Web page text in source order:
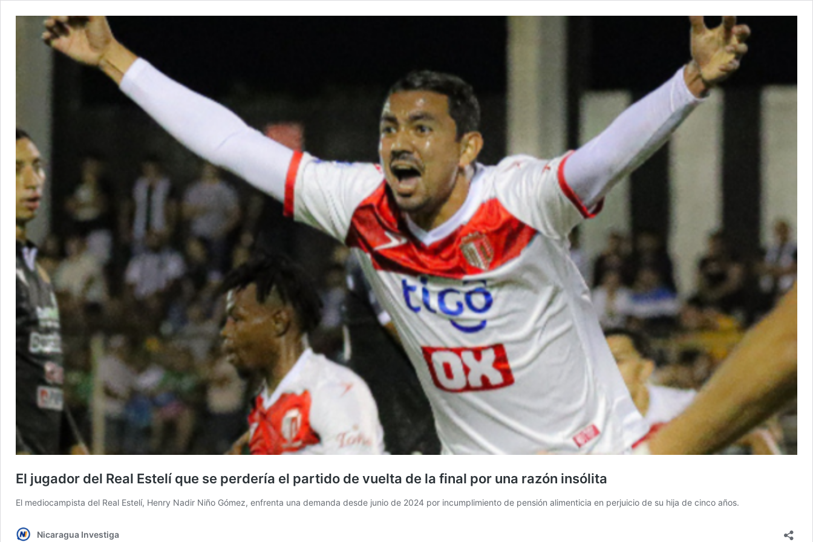
El jugador del Real Estelí que se perdería el partido de vuelta de la final por una razón insólita
El mediocampista del Real Estelí, Henry Nadir Niño Gómez, enfrenta una demanda desde junio de 2024 por incumplimiento de pensión alimenticia en perjuicio de su hija de cinco años.
Nicaragua Investiga